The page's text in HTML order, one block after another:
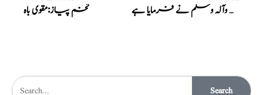
تخم پیاز:مقوی باہ رسول اللہ صلی اللہ علیہ وآلہ وسلم نے فرمایا ہے
Search